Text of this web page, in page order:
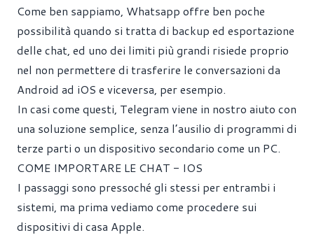
Come ben sappiamo, Whatsapp offre ben poche
possibilità quando si tratta di backup ed esportazione
delle chat, ed uno dei limiti più grandi risiede proprio
nel non permettere di trasferire le conversazioni da
Android ad iOS e viceversa, per esempio.
In casi come questi, Telegram viene in nostro aiuto con
una soluzione semplice, senza l’ausilio di programmi di
terze parti o un dispositivo secondario come un PC.
COME IMPORTARE LE CHAT - IOS
I passaggi sono pressoché gli stessi per entrambi i
sistemi, ma prima vediamo come procedere sui
dispositivi di casa Apple.